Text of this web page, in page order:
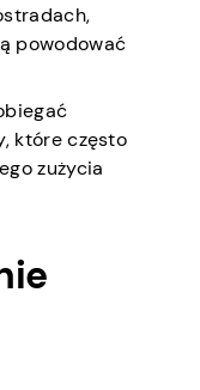
powodować
które często
zużycia